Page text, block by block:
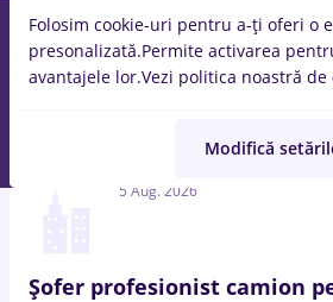
Salarii Full time Part time
5 Aug. 2026
Șofer profesionist camion
Folosim cookie-uri pentru a-ți oferi o
presonalizată.Permite activarea
avantajele lor.Vezi politica noastră de
Modifică